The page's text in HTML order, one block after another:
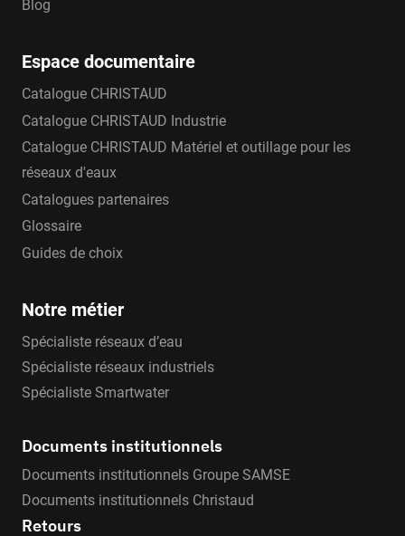
Blog
Espace documentaire
Catalogue CHRISTAUD
Catalogue CHRISTAUD Industrie
Catalogue CHRISTAUD Matériel et outillage pour les
réseaux d'eaux
Catalogues partenaires
Glossaire
Guides de choix
Notre métier
Spécialiste réseaux d’eau
Spécialiste réseaux industriels
Spécialiste Smartwater
Documents institutionnels
Documents institutionnels Groupe SAMSE
Documents institutionnels Christaud
Retours